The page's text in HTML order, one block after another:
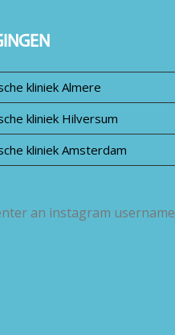
kliniek Almere
kliniek Hilversum
kliniek Amsterdam
an instagram